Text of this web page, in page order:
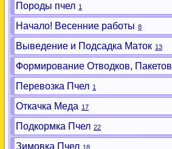
Породы пчел 1
Начало! Весенние работы 8
Выведение и Подсадка Маток 13
Формирование Отводков, Пакетов
Перевозка Пчел 1
Откачка Меда 17
Подкормка Пчел 22
Зимовка Пчел 18